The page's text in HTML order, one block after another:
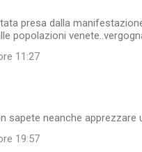
presa dalla
popolazioni
11:27
sapete neanche apprezzare
19:57